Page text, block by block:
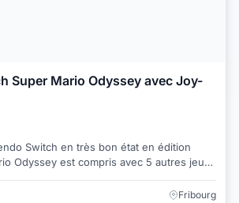
Super Mario Odyssey avec Joy-
Odyssey est compris avec 5 autres jeux]
Fribourg